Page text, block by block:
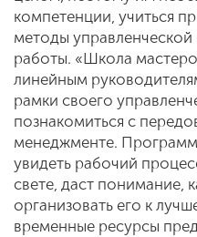
компетенции, учиться
методы управленческой
работы. «Школа
линейным
рамки своего
познакомиться с
менеджменте.
увидеть рабочий
свете, даст понимание,
организовать его к
временные ресурсы